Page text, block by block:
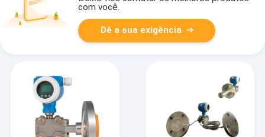
com você.
Dê a sua exigência